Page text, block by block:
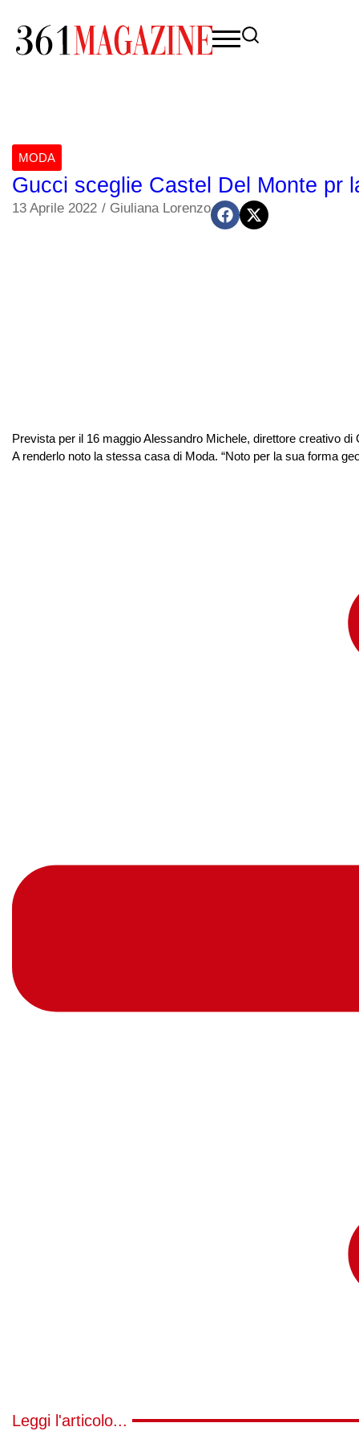
MODA
Gucci sceglie Castel Del Monte pr
13 Aprile 2022 / Giuliana Lorenzo
Prevista per il 16 maggio Alessandro Michele, direttore creativo
A renderlo noto la stessa casa di Moda. “Noto per la sua forma
Leggi l'articolo...